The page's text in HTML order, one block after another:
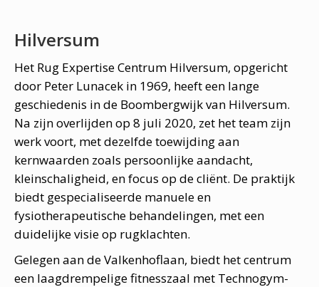
Hilversum
Het Rug Expertise Centrum Hilversum, opgericht
door Peter Lunacek in 1969, heeft een lange
geschiedenis in de Boombergwijk van Hilversum.
Na zijn overlijden op 8 juli 2020, zet het team zijn
werk voort, met dezelfde toewijding aan
kernwaarden zoals persoonlijke aandacht,
kleinschaligheid, en focus op de cliënt. De praktijk
biedt gespecialiseerde manuele en
fysiotherapeutische behandelingen, met een
duidelijke visie op rugklachten.
Gelegen aan de Valkenhoflaan, biedt het centrum
een laagdrempelige fitnesszaal met Technogym-